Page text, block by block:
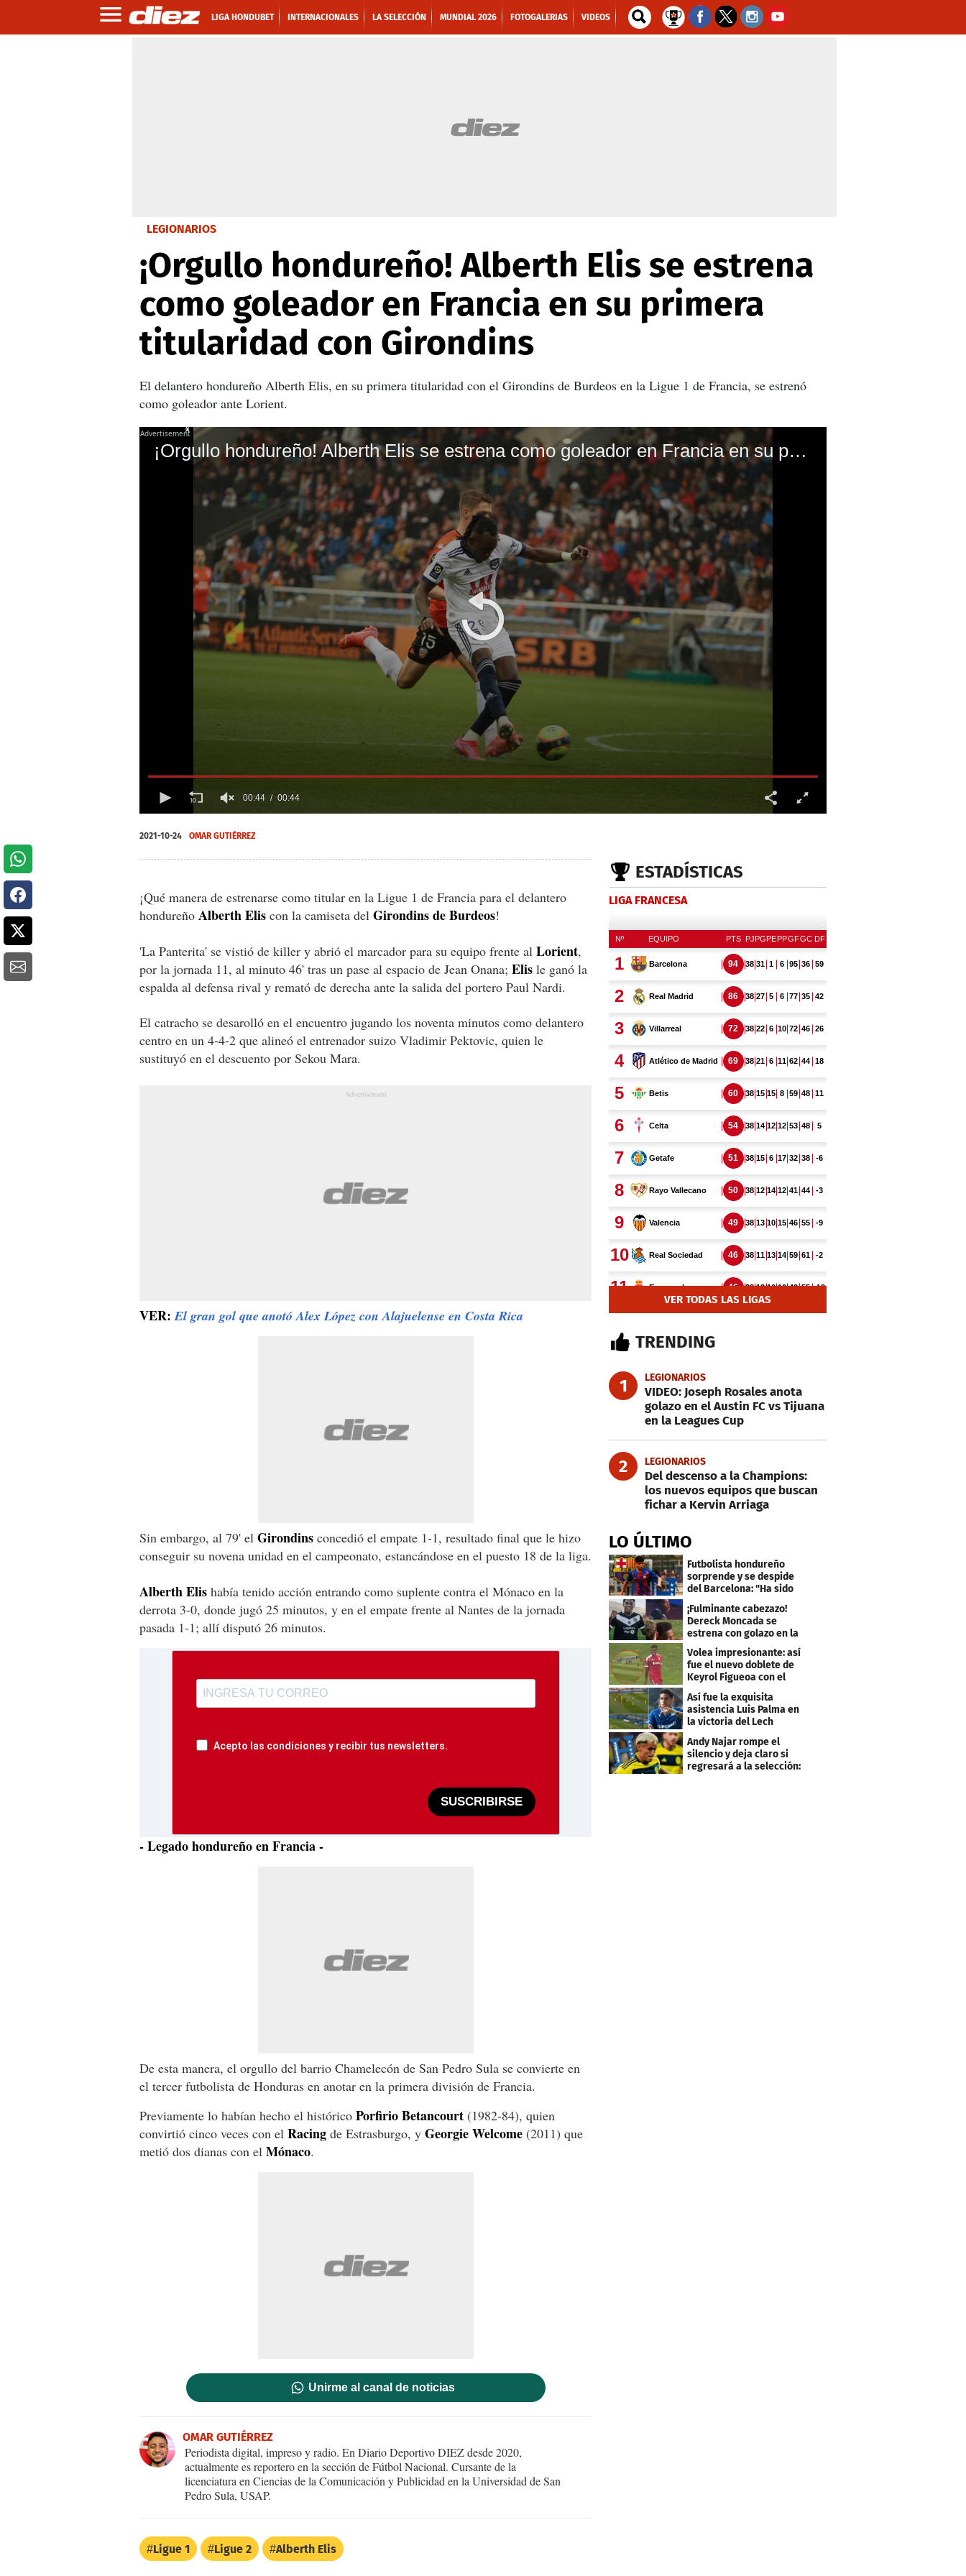
LIGA HONDUBET INTERNACIONALES LA SELECCIÓN MUNDIAL 2026 FOTOGALERIAS VIDEOS
LEGIONARIOS
¡Orgullo hondureño! Alberth Elis se estrena
como goleador en Francia en su primera
titularidad con Girondins
El delantero hondureño Alberth Elis, en su primera titularidad con el Girondins de Burdeos en la Ligue 1 de Francia, se estrenó
como goleador ante Lorient.
¡Orgullo hondureño! Alberth Elis se estrena como goleador en Francia en su primera titularidad con Girondins
of
44
00:44 00:44
X
2021-10-24 OMAR GUTIÉRREZ
¡Qué manera de estrenarse como titular en la Ligue 1 de Francia para el delantero
hondureño Alberth Elis con la camiseta del Girondins de Burdeos!
'La Panterita' se vistió de killer y abrió el marcador para su equipo frente al Lorient,
por la jornada 11, al minuto 46' tras un pase al espacio de Jean Onana; Elis le ganó la
espalda al defensa rival y remató de derecha ante la salida del portero Paul Nardi.
El catracho se desarolló en el encuentro jugando los noventa minutos como delantero
centro en un 4-4-2 que alineó el entrenador suizo Vladimir Pektovic, quien le
sustituyó en el descuento por Sekou Mara.
VER:El gran gol que anotó Alex López con Alajuelense en Costa Rica
Sin embargo, al 79' el Girondins concedió el empate 1-1, resultado final que le hizo
conseguir su novena unidad en el campeonato, estancándose en el puesto 18 de la liga.
Alberth Elis había tenido acción entrando como suplente contra el Mónaco en la
derrota 3-0, donde jugó 25 minutos, y en el empate frente al Nantes de la jornada
pasada 1-1; allí disputó 26 minutos.
Acepto las condiciones y recibir tus newsletters.
SUSCRIBIRSE
- Legado hondureño en Francia -
De esta manera, el orgullo del barrio Chamelecón de San Pedro Sula se convierte en
el tercer futbolista de Honduras en anotar en la primera división de Francia.
Previamente lo habían hecho el histórico Porfirio Betancourt (1982-84), quien
convirtió cinco veces con el Racing de Estrasburgo, y Georgie Welcome (2011) que
metió dos dianas con el Mónaco.
Unirme al canal de noticias
OMAR GUTIÉRREZ
Periodista digital, impreso y radio. En Diario Deportivo DIEZ desde 2020,
actualmente es reportero en la sección de Fútbol Nacional. Cursante de la
licenciatura en Ciencias de la Comunicación y Publicidad en la Universidad de San
Pedro Sula, USAP.
Ligue 1 Ligue 2 Alberth Elis
ESTADÍSTICAS
LIGA FRANCESA
VER TODAS LAS LIGAS
TRENDING
1 LEGIONARIOS
VIDEO: Joseph Rosales anota
golazo en el Austin FC vs Tijuana
en la Leagues Cup
2 LEGIONARIOS
Del descenso a la Champions:
los nuevos equipos que buscan
fichar a Kervin Arriaga
LO ÚLTIMO
Futbolista hondureño
sorprende y se despide
del Barcelona: "Ha sido
un orgullo"
¡Fulminante cabezazo!
Dereck Moncada se
estrena con golazo en la
Liga de Suiza
Volea impresionante: así
fue el nuevo doblete de
Keyrol Figueoa con el
Liverpool
Así fue la exquisita
asistencia Luis Palma en
la victoria del Lech
Andy Najar rompe el
silencio y deja claro si
regresará a la selección: